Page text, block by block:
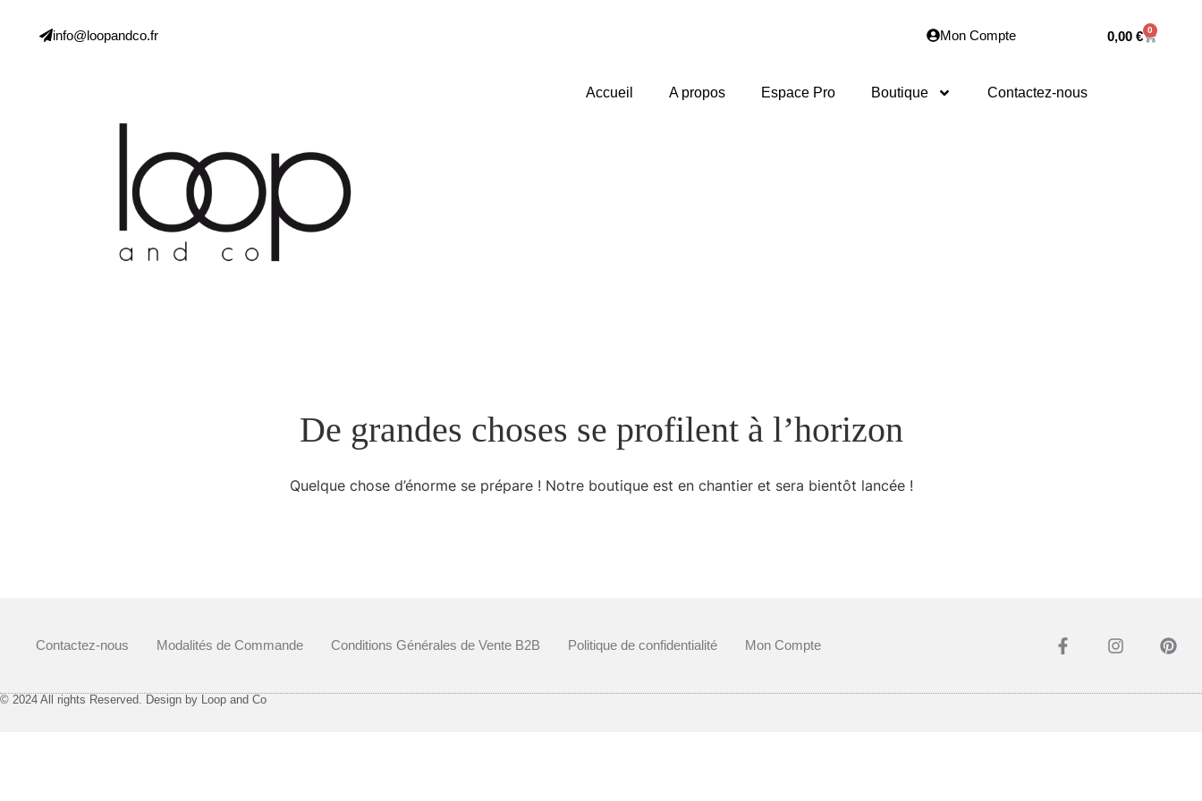
info@loopandco.fr Mon Compte 0,00 € 0
Accueil A propos Espace Pro Boutique Contactez-nous
De grandes choses se profilent à l’horizon
Quelque chose d’énorme se prépare ! Notre boutique est en chantier et sera bientôt lancée !
Contactez-nous Modalités de Commande Conditions Générales de Vente B2B Politique de confidentialité Mon Compte
© 2024 All rights Reserved. Design by Loop and Co